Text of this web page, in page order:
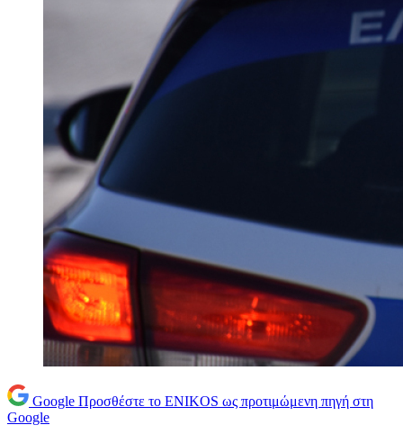
Google Προσθέστε το ENIKOS ως προτιμώμενη πηγή στη
Google